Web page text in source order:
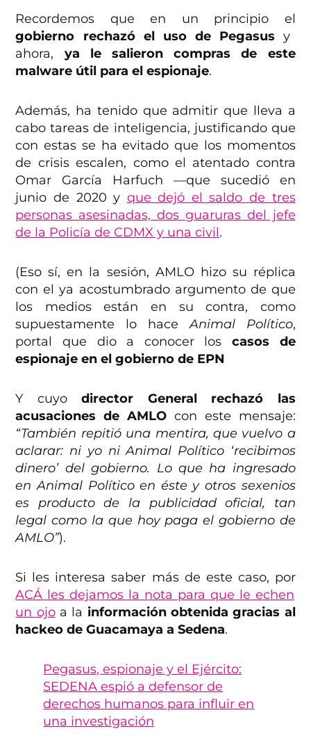
Recordemos que en un principio el
gobierno rechazó el uso de Pegasus y
ahora, ya le salieron compras de este
malware útil para el espionaje.
Además, ha tenido que admitir que lleva a
cabo tareas de inteligencia, justificando que
con estas se ha evitado que los momentos
de crisis escalen, como el atentado contra
Omar García Harfuch —que sucedió en
junio de 2020 y que dejó el saldo de tres
personas asesinadas, dos guaruras del jefe
de la Policía de CDMX y una civil.
(Eso sí, en la sesión, AMLO hizo su réplica
con el ya acostumbrado argumento de que
los medios están en su contra, como
supuestamente lo haceAnimal Político,
portal que dio a conocer los casos de
espionaje en el gobierno de EPN
Y cuyodirector General rechazó las
acusaciones de AMLO con este mensaje:
“También repitió una mentira, que vuelvo a
aclarar: ni yo ni Animal Político ‘recibimos
dinero’ del gobierno. Lo que ha ingresado
en Animal Político en éste y otros sexenios
es producto de la publicidad oficial, tan
legal como la que hoy paga el gobierno de
AMLO”).
Si les interesa saber más de este caso, por
ACÁ les dejamos la nota para que le echen
un ojoa la información obtenida gracias al
hackeo de Guacamaya a Sedena.
Pegasus, espionaje y el Ejército:
SEDENA espió a defensor de
derechos humanos para influir en
una investigación